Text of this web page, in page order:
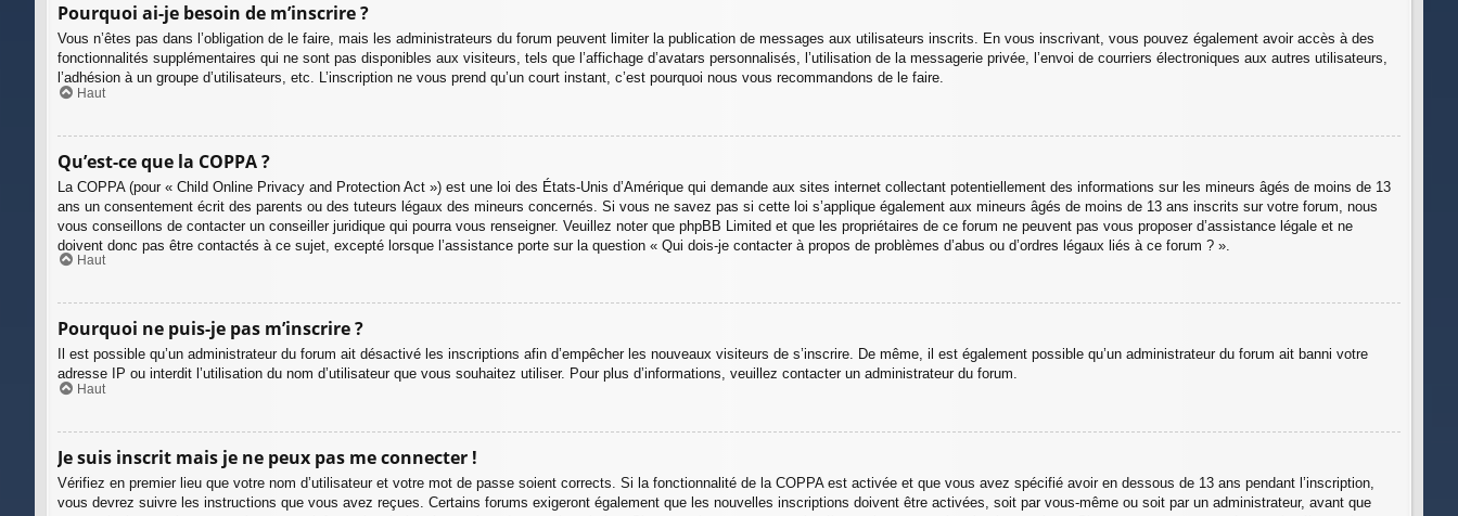
Pourquoi ai-je besoin de m’inscrire ?
Vous n’êtes pas dans l’obligation de le faire, mais les administrateurs du forum peuvent limiter la publication de messages aux utilisateurs inscrits. En vous inscrivant, vous pouvez également avoir accès à des
fonctionnalités supplémentaires qui ne sont pas disponibles aux visiteurs, tels que l’affichage d’avatars personnalisés, l’utilisation de la messagerie privée, l’envoi de courriers électroniques aux autres utilisateurs,
l’adhésion à un groupe d’utilisateurs, etc. L’inscription ne vous prend qu’un court instant, c’est pourquoi nous vous recommandons de le faire.
Haut
Qu’est-ce que la COPPA ?
La COPPA (pour « Child Online Privacy and Protection Act ») est une loi des États-Unis d’Amérique qui demande aux sites internet collectant potentiellement des informations sur les mineurs âgés de moins de 13
ans un consentement écrit des parents ou des tuteurs légaux des mineurs concernés. Si vous ne savez pas si cette loi s’applique également aux mineurs âgés de moins de 13 ans inscrits sur votre forum, nous
vous conseillons de contacter un conseiller juridique qui pourra vous renseigner. Veuillez noter que phpBB Limited et que les propriétaires de ce forum ne peuvent pas vous proposer d’assistance légale et ne
doivent donc pas être contactés à ce sujet, excepté lorsque l’assistance porte sur la question « Qui dois-je contacter à propos de problèmes d’abus ou d’ordres légaux liés à ce forum ? ».
Haut
Pourquoi ne puis-je pas m’inscrire ?
Il est possible qu’un administrateur du forum ait désactivé les inscriptions afin d’empêcher les nouveaux visiteurs de s’inscrire. De même, il est également possible qu’un administrateur du forum ait banni votre
adresse IP ou interdit l’utilisation du nom d’utilisateur que vous souhaitez utiliser. Pour plus d’informations, veuillez contacter un administrateur du forum.
Haut
Je suis inscrit mais je ne peux pas me connecter !
Vérifiez en premier lieu que votre nom d’utilisateur et votre mot de passe soient corrects. Si la fonctionnalité de la COPPA est activée et que vous avez spécifié avoir en dessous de 13 ans pendant l’inscription,
vous devrez suivre les instructions que vous avez reçues. Certains forums exigeront également que les nouvelles inscriptions doivent être activées, soit par vous-même ou soit par un administrateur, avant que